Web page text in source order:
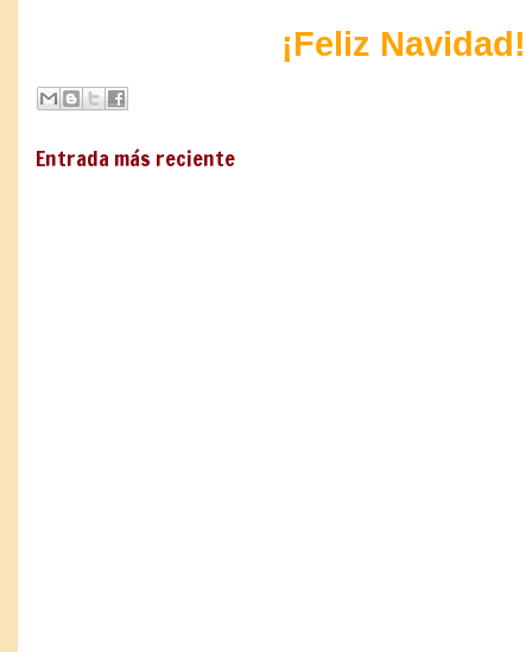
¡Feliz Navidad!
Entrada más reciente